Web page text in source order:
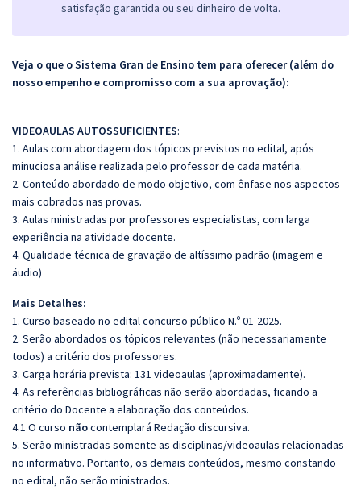
satisfação garantida ou seu dinheiro de volta.
Veja o que o Sistema Gran de Ensino tem para oferecer (além do
nosso empenho e compromisso com a sua aprovação):
VIDEOAULAS AUTOSSUFICIENTES:
1. Aulas com abordagem dos tópicos previstos no edital, após
minuciosa análise realizada pelo professor de cada matéria.
2. Conteúdo abordado de modo objetivo, com ênfase nos aspectos
mais cobrados nas provas.
3. Aulas ministradas por professores especialistas, com larga
experiência na atividade docente.
4. Qualidade técnica de gravação de altíssimo padrão (imagem e
áudio)
Mais Detalhes:
1. Curso baseado no edital concurso público N.º 01-2025.
2. Serão abordados os tópicos relevantes (não necessariamente
todos) a critério dos professores.
3. Carga horária prevista: 131 videoaulas (aproximadamente).
4. As referências bibliográficas não serão abordadas, ficando a
critério do Docente a elaboração dos conteúdos.
4.1 O curso nãocontemplará Redação discursiva.
5. Serão ministradas somente as disciplinas/videoaulas relacionadas
no informativo. Portanto, os demais conteúdos, mesmo constando
no edital, não serão ministrados.